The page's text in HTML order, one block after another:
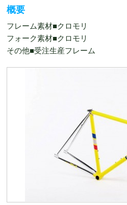
概要
フレーム素材■クロモリ
フォーク素材■クロモリ
その他■受注生産フレーム